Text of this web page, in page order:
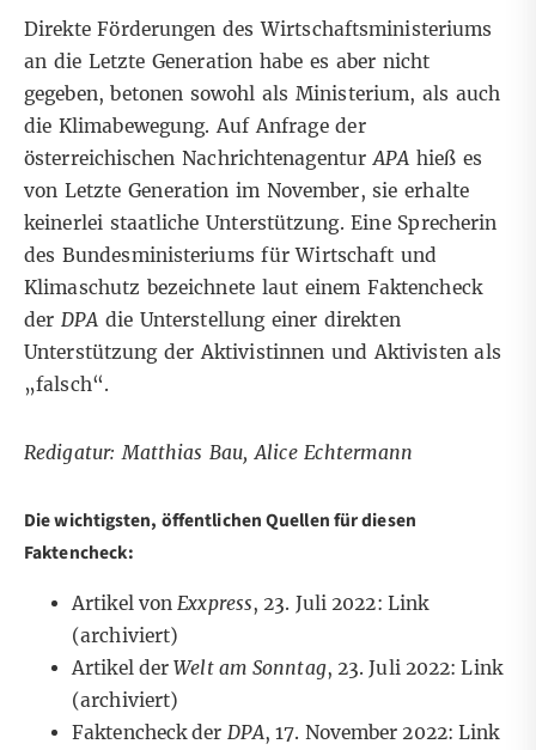
Direkte Förderungen des Wirtschaftsministeriums
an die Letzte Generation habe es aber nicht
gegeben, betonen sowohl als Ministerium, als auch
die Klimabewegung. Auf Anfrage der
österreichischen Nachrichtenagentur APA hieß es
von Letzte Generation im November, sie erhalte
keinerlei staatliche Unterstützung. Eine Sprecherin
des Bundesministeriums für Wirtschaft und
Klimaschutz bezeichnete laut einem Faktencheck
der DPA die Unterstellung einer direkten
Unterstützung der Aktivistinnen und Aktivisten als
„falsch“.
Redigatur: Matthias Bau, Alice Echtermann
Die wichtigsten, öffentlichen Quellen für diesen
Faktencheck:
Artikel vonExxpress, 23. Juli 2022: Link
(archiviert)
Artikel derWelt am Sonntag, 23. Juli 2022:Link
(archiviert)
Faktencheck der DPA, 17. November 2022:Link